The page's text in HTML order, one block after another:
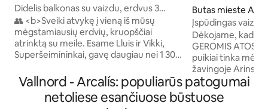
Didelis balkonas su vaizdu, erdvus 3
miegamųjų butas netoli Ordino
👥 <b>Sveiki atvykę į vieną iš mūsų
mėgstamiausių erdvių, kruopščiai
atrinktą su meile. Esame Lluis ir Vikki,
Superšeimininkai, gavę daugiau nei 1 300
<b>Svarbiausi dalykai</b> • Panoraminiai
vaizdai iš balkono • Nemokama
automobilių stovėjimo aikštelė ir privatus
Butas mieste
Įspūdingas
SLIDINĖJIMO! ~
stovėjimo aikštelė
Dėkojame, kad
GEROMIS
puikiai tinka
žavingoje Arinsal
tinka tokiai veiklai
laipiojimas,
slidinėjimas. ⛷️
Vallnord - Arcalís: populiarūs patogumai
netoliese esančiuose būstuose